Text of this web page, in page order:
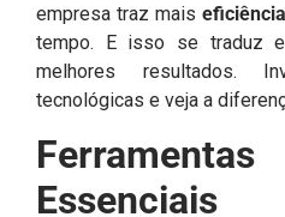
empresa traz mais eficiência
tempo. E isso se traduz
melhores resultados.
tecnológicas e veja a
Essenciais